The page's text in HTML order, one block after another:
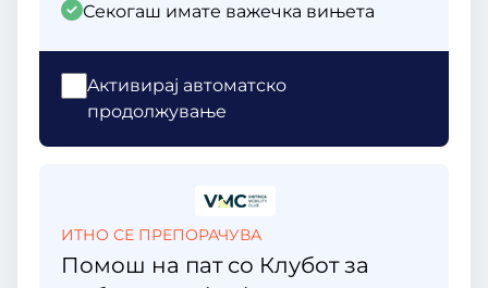
Секогаш имате важечка вињета
Aктивирај автоматско
продолжување
ИТНО СЕ ПРЕПОРАЧУВА
Помош на пат со Клубот за